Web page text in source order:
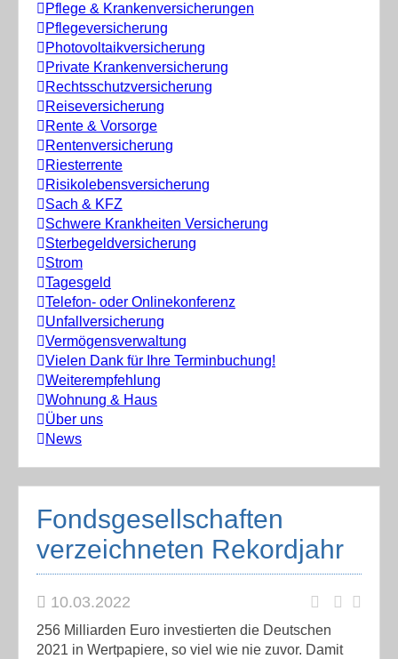
Pflege & Krankenversicherungen
Pflegeversicherung
Photovoltaikversicherung
Private Krankenversicherung
Rechtsschutzversicherung
Reiseversicherung
Rente & Vorsorge
Rentenversicherung
Riesterrente
Risikolebensversicherung
Sach & KFZ
Schwere Krankheiten Versicherung
Sterbegeldversicherung
Strom
Tagesgeld
Telefon- oder Onlinekonferenz
Unfallversicherung
Vermögensverwaltung
Vielen Dank für Ihre Terminbuchung!
Weiterempfehlung
Wohnung & Haus
Über uns
News
Fondsgesellschaften
verzeichneten Rekordjahr
10.03.2022
256 Milliarden Euro investierten die Deutschen
2021 in Wertpapiere, so viel wie nie zuvor. Damit